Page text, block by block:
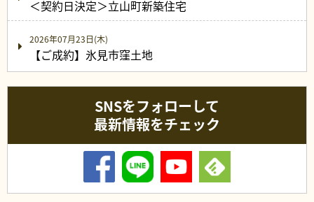
＜契約日決定＞立山町新築住宅
2026年07月23日(木)
【ご成約】氷見市窪土地
SNSをフォローして
最新情報をチェック